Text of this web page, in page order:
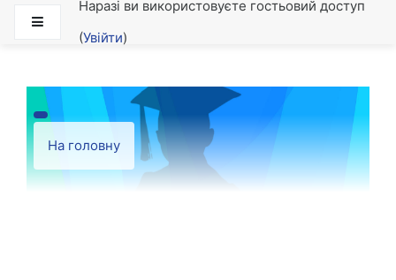
Перейти до головного вмісту
Наразі ви використовуєте гостьовий доступ
(Увійти)
На головну